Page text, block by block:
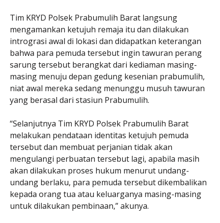
Tim KRYD Polsek Prabumulih Barat langsung
mengamankan ketujuh remaja itu dan dilakukan
intrograsi awal di lokasi dan didapatkan keterangan
bahwa para pemuda tersebut ingin tawuran perang
sarung tersebut berangkat dari kediaman masing-
masing menuju depan gedung kesenian prabumulih,
niat awal mereka sedang menunggu musuh tawuran
yang berasal dari stasiun Prabumulih.
“Selanjutnya Tim KRYD Polsek Prabumulih Barat
melakukan pendataan identitas ketujuh pemuda
tersebut dan membuat perjanian tidak akan
mengulangi perbuatan tersebut lagi, apabila masih
akan dilakukan proses hukum menurut undang-
undang berlaku, para pemuda tersebut dikembalikan
kepada orang tua atau keluarganya masing-masing
untuk dilakukan pembinaan,” akunya.